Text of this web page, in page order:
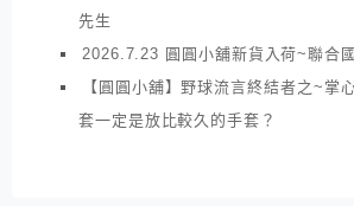
先生
2026.7.23 圓圓小舖新貨入荷~聯合
【圓圓小舖】野球流言終結者之~掌
套一定是放比較久的手套？